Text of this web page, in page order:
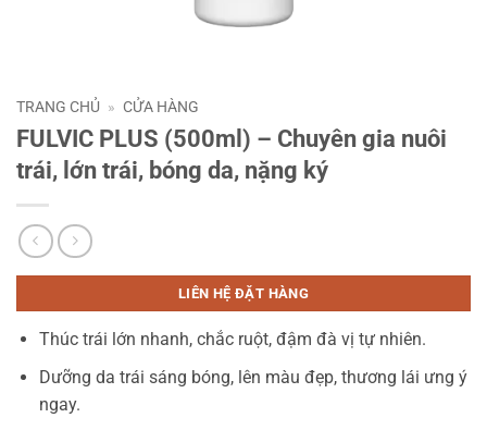
TRANG CHỦ » CỬA HÀNG
FULVIC PLUS (500ml) – Chuyên gia nuôi
trái, lớn trái, bóng da, nặng ký
LIÊN HỆ ĐẶT HÀNG
Thúc trái lớn nhanh, chắc ruột, đậm đà vị tự nhiên.
Dưỡng da trái sáng bóng, lên màu đẹp, thương lái ưng ý
ngay.